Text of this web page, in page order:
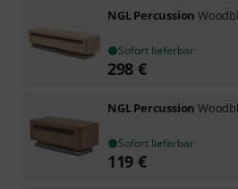
NGL Percussion
Sofort lieferbar
298 €
NGL Percussion
Sofort lieferbar
119 €